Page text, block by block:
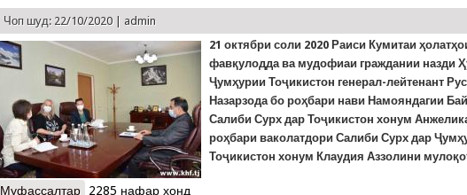
Чоп шуд: 22/10/2020 | admin
21 октябри соли 2020 Раиси Кумитаи
фавқулодда ва мудофиаи граждании назди
Ҷумҳурии Тоҷикистон генерал-лейтенант
Назарзода бо роҳбари нави Намояндагии
Салиби Сурх дар Тоҷикистон хонум
роҳбари ваколатдори Салиби Сурх дар
Тоҷикистон хонум Клаудия Аззолини
Муфассалтар о Сарвари тозатаъини Намояндагии Салиби Сурхи
2285 нафар хонд